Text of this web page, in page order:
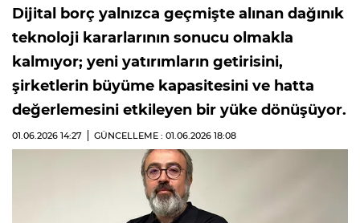
Dijital borç yalnızca geçmişte alınan dağınık
teknoloji kararlarının sonucu olmakla
kalmıyor; yeni yatırımların getirisini,
şirketlerin büyüme kapasitesini ve hatta
değerlemesini etkileyen bir yüke dönüşüyor.
01.06.2026 14:27 GÜNCELLEME : 01.06.2026 18:08